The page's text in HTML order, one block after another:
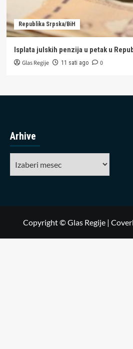
Republika Srpska/BiH
Isplata julskih penzija u petak u
Glas Regije 11 sati ago 0
Arhive
Copyright © Glas Regije |